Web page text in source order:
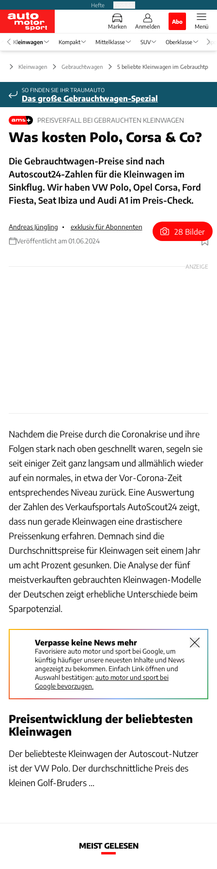
Hefte
Marken Anmelden
Abo
Menü
Kleinwagen Kompakt Mittelklasse SUV Oberklasse
Kleinwagen Gebrauchtwagen 5 beliebte Kleinwagen im
SO FINDEN SIE IHR TRAUMAUTO
Das große Gebrauchtwagen-Spezial
PREISVERFALL BEI GEBRAUCHTEN KLEINWAGEN
Was kosten Polo, Corsa & Co?
Die Gebrauchtwagen-Preise sind nach
Autoscout24-Zahlen für die Kleinwagen im
Sinkflug. Wir haben VW Polo, Opel Corsa, Ford
Fiesta, Seat Ibiza und Audi A1 im Preis-Check.
Andreas Jüngling
exklusiv für Abonnenten
Veröffentlicht am 01.06.2024
Foto: Hans-Dieter Seufert
28 Bilder
ANZEIGE
Nachdem die Preise durch die Coronakrise und ihre
Folgen stark nach oben geschnellt waren, segeln sie
seit einiger Zeit ganz langsam und allmählich wieder
auf ein normales, in etwa der Vor-Corona-Zeit
entsprechendes Niveau zurück. Eine Auswertung
der Zahlen des Verkaufsportals AutoScout24 zeigt,
dass nun gerade Kleinwagen eine drastischere
Preissenkung erfahren. Demnach sind die
Durchschnittspreise für Kleinwagen seit einem Jahr
um acht Prozent gesunken. Die Analyse der fünf
meistverkauften gebrauchten Kleinwagen-Modelle
der Deutschen zeigt erhebliche Unterschiede beim
Sparpotenzial.
Verpasse keine News mehr
Favorisiere auto motor und sport bei Google, um
künftig häufiger unsere neuesten Inhalte und News
angezeigt zu bekommen. Einfach Link öffnen und
Auswahl bestätigen:auto motor und sport bei
Google bevorzugen.
Preisentwicklung der beliebtesten
Kleinwagen
Der beliebteste Kleinwagen der Autoscout-Nutzer
ist der VW Polo. Der durchschnittliche Preis des
kleinen Golf-Bruders ...
MEIST GELESEN